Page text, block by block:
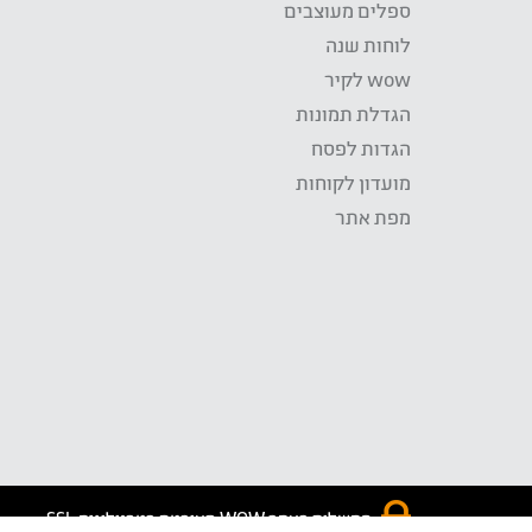
ספלים מעוצבים
לוחות שנה
wow לקיר
הגדלת תמונות
הגדות לפסח
מועדון לקוחות
מפת אתר
התשלום באתר WOW מאובטח בטכנולוגית SSL